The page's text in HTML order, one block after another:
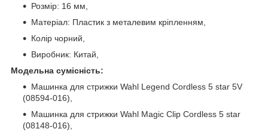
Розмір: 16 мм,
Матеріал: Пластик з металевим кріпленням,
Колір чорний,
Виробник: Китай,
Модельна сумісність:
Машинка для стрижки Wahl Legend Cordless 5 star 5V
(08594-016),
Машинка для стрижки Wahl Magic Clip Cordless 5 star
(08148-016),